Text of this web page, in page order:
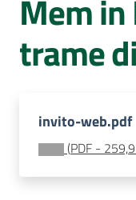
aperte
in
Assemblea
itineranti
sulla
Mem in
trame
invito-web.pdf
(PDF -